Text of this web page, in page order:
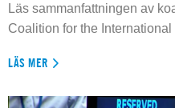
Läs sammanfattningen av
Coalition for the International
LÄS MER